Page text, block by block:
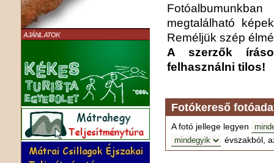
AJÁNLATOK
megtalálható
Reméljük szép
A szerzők
felhasználni tilos!
Fotókereső
A fotó jellege legyen
évszakból,